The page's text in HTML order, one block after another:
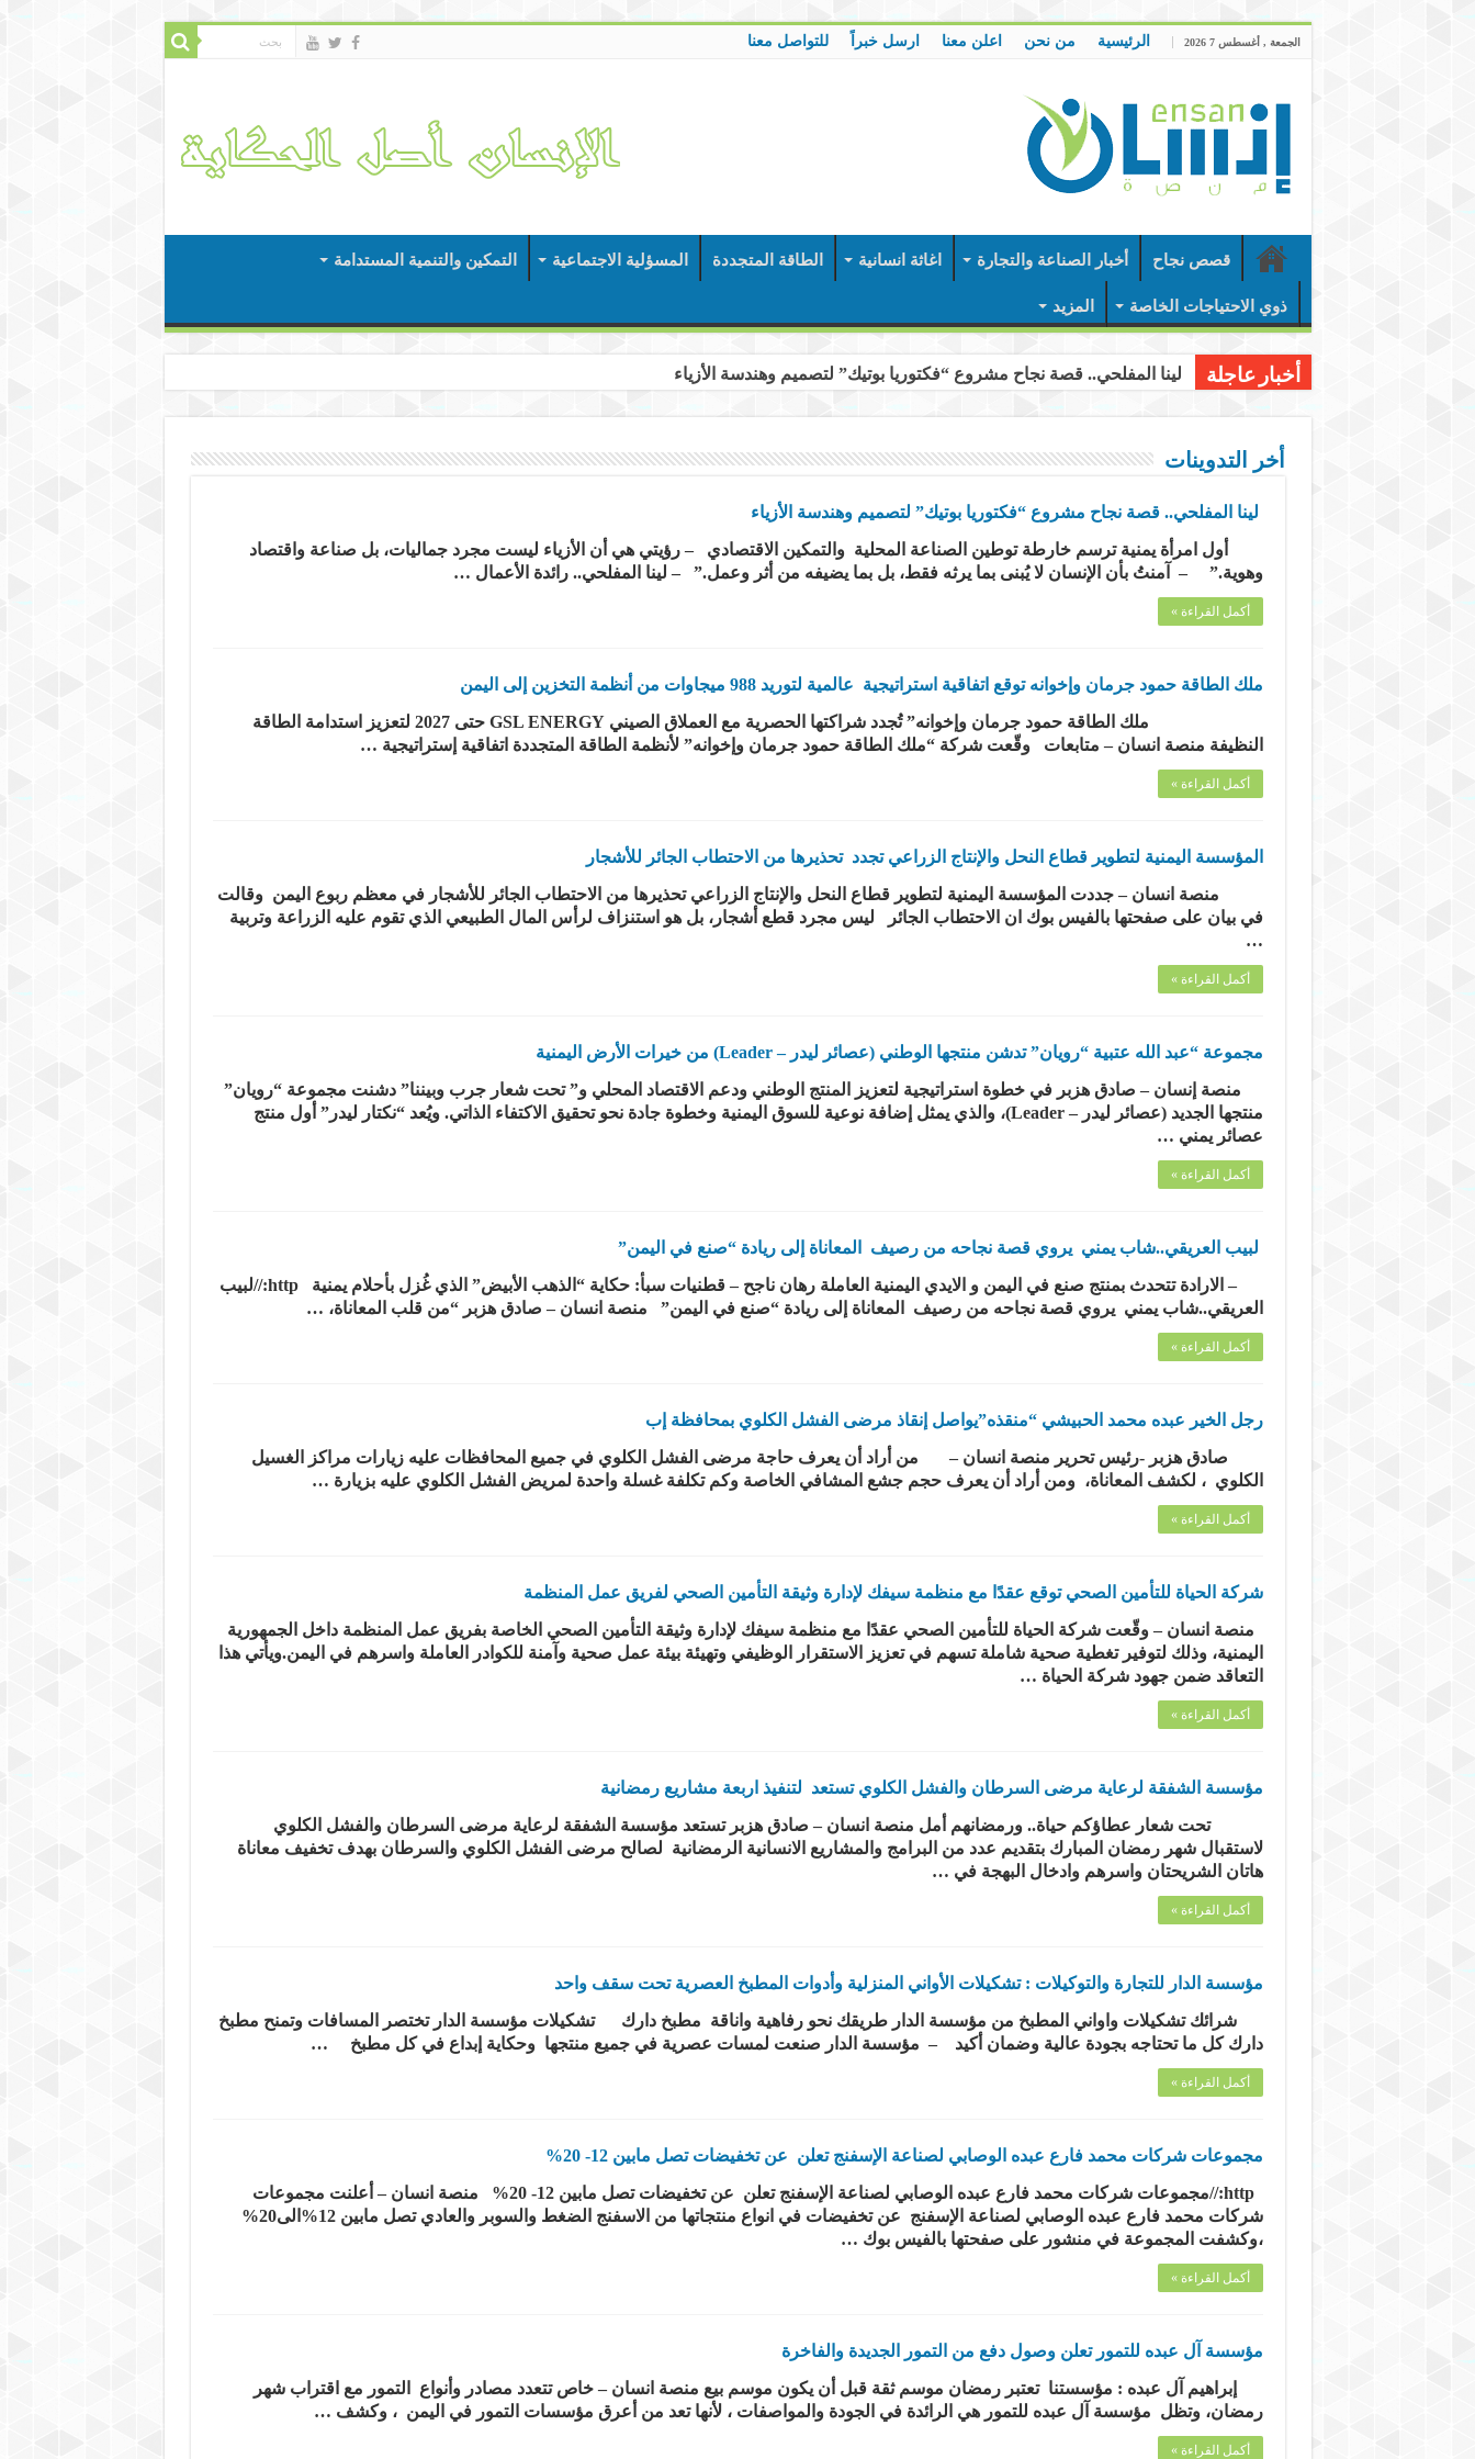
الجمعة , أغسطس 7 2026 الرئيسية من نحن اعلن معنا ارسل خبراً للتواصل معنا
قصص نجاح أخبار الصناعة والتجارة اغاثة انسانية الطاقة المتجددة المسؤلية الاجتماعية التمكين والتنمية المستدامة
ذوي الاحتياجات الخاصة المزيد
أخبار عاجلة لينا المفلحي.. قصة نجاح مشروع “فكتوريا بوتيك” لتصميم وهندسة الأزياء
أخر التدوينات
لينا المفلحي.. قصة نجاح مشروع “فكتوريا بوتيك” لتصميم وهندسة الأزياء
أول امرأة يمنية ترسم خارطة توطين الصناعة المحلية والتمكين الاقتصادي – رؤيتي هي أن الأزياء ليست مجرد جماليات، بل صناعة واقتصاد
وهوية.” – آمنتُ بأن الإنسان لا يُبنى بما يرثه فقط، بل بما يضيفه من أثر وعمل.” – لينا المفلحي.. رائدة الأعمال …
أكمل القراءة »
ملك الطاقة حمود جرمان وإخوانه توقع اتفاقية استراتيجية عالمية لتوريد 988 ميجاوات من أنظمة التخزين إلى اليمن
​ ​ ملك الطاقة حمود جرمان وإخوانه” تُجدد شراكتها الحصرية مع العملاق الصيني GSL ENERGY حتى 2027 لتعزيز استدامة الطاقة
النظيفة منصة انسان – متابعات وقّعت شركة “ملك الطاقة حمود جرمان وإخوانه” لأنظمة الطاقة المتجددة اتفاقية إستراتيجية …
أكمل القراءة »
المؤسسة اليمنية لتطوير قطاع النحل والإنتاج الزراعي تجدد تحذيرها من الاحتطاب الجائر للأشجار
منصة انسان – جددت المؤسسة اليمنية لتطوير قطاع النحل والإنتاج الزراعي تحذيرها من الاحتطاب الجائر للأشجار في معظم ربوع اليمن وقالت
في بيان على صفحتها بالفيس بوك ان الاحتطاب الجائر ليس مجرد قطع أشجار، بل هو استنزاف لرأس المال الطبيعي الذي تقوم عليه الزراعة وتربية
…
أكمل القراءة »
مجموعة “عبد الله عتبية “رويان” تدشن منتجها الوطني (عصائر ليدر – Leader) من خيرات الأرض اليمنية
​ ​منصة إنسان – صادق هزبر ​في خطوة استراتيجية لتعزيز المنتج الوطني ودعم الاقتصاد المحلي و” تحت شعار جرب وبيننا” دشنت مجموعة “رويان”
منتجها الجديد (عصائر ليدر – Leader)، والذي يمثل إضافة نوعية للسوق اليمنية وخطوة جادة نحو تحقيق الاكتفاء الذاتي. ويُعد “نكتار ليدر” أول منتج
عصائر يمني …
أكمل القراءة »
لبيب العريقي..شاب يمني يروي قصة نجاحه من رصيف المعاناة إلى ريادة “صنع في اليمن”
– الارادة تتحدث بمنتج صنع في اليمن و الايدي اليمنية العاملة رهان ناجح – قطنيات سبأ: حكاية “الذهب الأبيض” الذي غُزل بأحلام يمنية http://لبيب
العريقي..شاب يمني يروي قصة نجاحه من رصيف المعاناة إلى ريادة “صنع في اليمن” منصة انسان – صادق هزبر “من قلب المعاناة، …
أكمل القراءة »
رجل الخير عبده محمد الحبيشي “منقذه”يواصل إنقاذ مرضى الفشل الكلوي بمحافظة إب
صادق هزبر -رئيس تحرير منصة انسان – من أراد أن يعرف حاجة مرضى الفشل الكلوي في جميع المحافظات عليه زيارات مراكز الغسيل
الكلوي ، لكشف المعاناة، ومن أراد أن يعرف حجم جشع المشافي الخاصة وكم تكلفة غسلة واحدة لمريض الفشل الكلوي عليه بزيارة …
أكمل القراءة »
شركة الحياة للتأمين الصحي توقع عقدًا مع منظمة سيفك لإدارة وثيقة التأمين الصحي لفريق عمل المنظمة
منصة انسان – وقّعت شركة الحياة للتأمين الصحي عقدًا مع منظمة سيفك لإدارة وثيقة التأمين الصحي الخاصة بفريق عمل المنظمة داخل الجمهورية
اليمنية، وذلك لتوفير تغطية صحية شاملة تسهم في تعزيز الاستقرار الوظيفي وتهيئة بيئة عمل صحية وآمنة للكوادر العاملة واسرهم في اليمن.ويأتي هذا
التعاقد ضمن جهود شركة الحياة …
أكمل القراءة »
مؤسسة الشفقة لرعاية مرضى السرطان والفشل الكلوي تستعد لتنفيذ اربعة مشاريع رمضانية
تحت شعار عطاؤكم حياة.. ورمضانهم أمل منصة انسان – صادق هزبر تستعد مؤسسة الشفقة لرعاية مرضى السرطان والفشل الكلوي
لاستقبال شهر رمضان المبارك بتقديم عدد من البرامج والمشاريع الانسانية الرمضانية لصالح مرضى الفشل الكلوي والسرطان بهدف تخفيف معاناة
هاتان الشريحتان واسرهم وادخال البهجة في …
أكمل القراءة »
مؤسسة الدار للتجارة والتوكيلات : تشكيلات الأواني المنزلية وأدوات المطبخ العصرية تحت سقف واحد
شرائك تشكيلات واواني المطبخ من مؤسسة الدار طريقك نحو رفاهية واناقة مطبخ دارك تشكيلات مؤسسة الدار تختصر المسافات وتمنح مطبخ
دارك كل ما تحتاجه بجودة عالية وضمان أكيد – مؤسسة الدار صنعت لمسات عصرية في جميع منتجها وحكاية إبداع في كل مطبخ …
أكمل القراءة »
مجموعات شركات محمد فارع عبده الوصابي لصناعة الإسفنج تعلن عن تخفيضات تصل مابين 12- 20%
http://مجموعات شركات محمد فارع عبده الوصابي لصناعة الإسفنج تعلن عن تخفيضات تصل مابين 12- 20% منصة انسان – أعلنت مجموعات
شركات محمد فارع عبده الوصابي لصناعة الإسفنج عن تخفيضات في انواع منتجاتها من الاسفنج الضغط والسوبر والعادي تصل مابين 12%الى20%
،وكشفت المجموعة في منشور على صفحتها بالفيس بوك …
أكمل القراءة »
مؤسسة آل عبده للتمور تعلن وصول دفع من التمور الجديدة والفاخرة
إبراهيم آل عبده : مؤسستنا تعتبر رمضان موسم ثقة قبل أن يكون موسم بيع منصة انسان – خاص تتعدد مصادر وأنواع التمور مع اقتراب شهر
رمضان، وتظل مؤسسة آل عبده للتمور هي الرائدة في الجودة والمواصفات ، لأنها تعد من أعرق مؤسسات التمور في اليمن ، وكشف …
أكمل القراءة »